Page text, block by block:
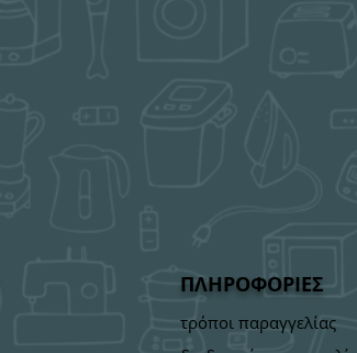
ΠΛΗΡΟΦΟΡΙΕΣ
τρόποι παραγγελίας